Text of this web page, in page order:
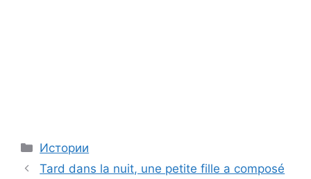
Categories
Истории
Tard dans la nuit, une petite fille a composé